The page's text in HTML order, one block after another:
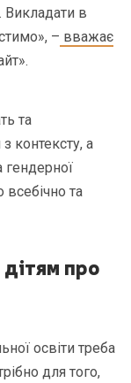
Викладати в
– вважає
та
контексту, а
гендерної
всебічно та
про
освіти треба
для того,